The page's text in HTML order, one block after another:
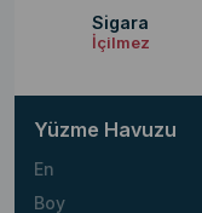
Sigara
İçilmez
Yüzme Havuzu
En
Boy